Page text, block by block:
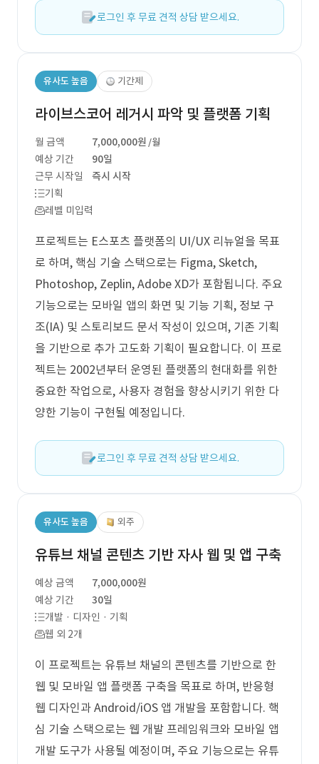
로그인 후 무료 견적 상담 받으세요.
유사도 높음 기간제
라이브스코어 레거시 파악 및 플랫폼 기획
월 금액 7,000,000원 /월
예상 기간
90일
근무 시작일
즉시 시작
기획
레벨 미입력
프로젝트는 E스포츠 플랫폼의 UI/UX 리뉴얼을 목표
로 하며, 핵심 기술 스택으로는 Figma, Sketch,
Photoshop, Zeplin, Adobe XD가 포함됩니다. 주요
기능으로는 모바일 앱의 화면 및 기능 기획, 정보 구
조(IA) 및 스토리보드 문서 작성이 있으며, 기존 기획
을 기반으로 추가 고도화 기획이 필요합니다. 이 프로
젝트는 2002년부터 운영된 플랫폼의 현대화를 위한
중요한 작업으로, 사용자 경험을 향상시키기 위한 다
양한 기능이 구현될 예정입니다.
로그인 후 무료 견적 상담 받으세요.
유사도 높음 외주
유튜브 채널 콘텐츠 기반 자사 웹 및 앱 구축
예상 금액
7,000,000원
예상 기간
30일
개발 · 디자인 · 기획
웹 외 2개
이 프로젝트는 유튜브 채널의 콘텐츠를 기반으로 한
웹 및 모바일 앱 플랫폼 구축을 목표로 하며, 반응형
웹 디자인과 Android/iOS 앱 개발을 포함합니다. 핵
심 기술 스택으로는 웹 개발 프레임워크와 모바일 앱
개발 도구가 사용될 예정이며, 주요 기능으로는 유튜